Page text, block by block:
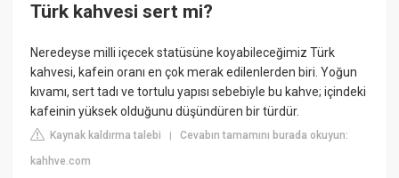
Türk kahvesi sert mi?
Neredeyse milli içecek statüsüne koyabileceğimiz Türk
kahvesi, kafein oranı en çok merak edilenlerden biri. Yoğun
kıvamı, sert tadı ve tortulu yapısı sebebiyle bu kahve; içindeki
kafeinin yüksek olduğunu düşündüren bir türdür.
Kaynak kaldırma talebi |Cevabın tamamını burada okuyun:
kahhve.com